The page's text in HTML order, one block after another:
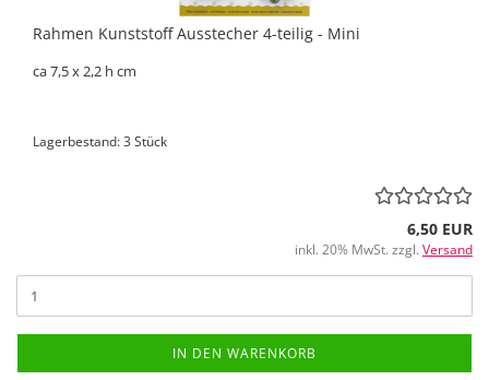
Rahmen Kunststoff Ausstecher 4-teilig - Mini
ca 7,5 x 2,2 h cm
Lagerbestand: 3 Stück
6,50 EUR
inkl. 20% MwSt. zzgl. Versand
IN DEN WARENKORB